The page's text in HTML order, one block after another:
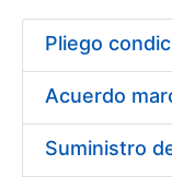
Mostra/Amaga